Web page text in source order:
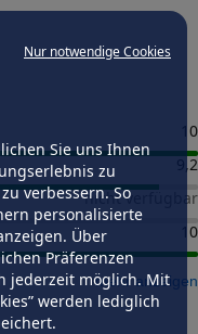
Nur notwendige Cookies
Sie uns Ihnen
zu
verbessern. So
personalisierte
Über
Präferenzen
jederzeit möglich. Mit
werden lediglich
10
9,2
nicht verfügbar
10
mehr anzeigen